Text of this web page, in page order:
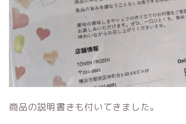
商品の説明書きも付いてきました。